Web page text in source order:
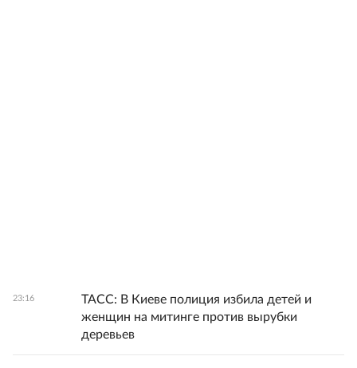
23:16
ТАСС: В Киеве полиция избила детей и
женщин на митинге против вырубки
деревьев